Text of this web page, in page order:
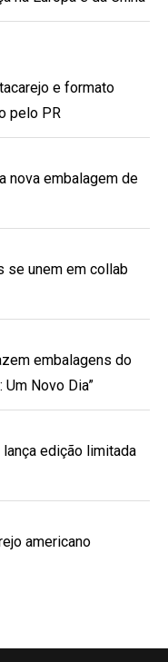
e formato
pelo PR
nova embalagem de
se unem em collab
embalagens do
Um Novo Dia”
edição limitada
americano